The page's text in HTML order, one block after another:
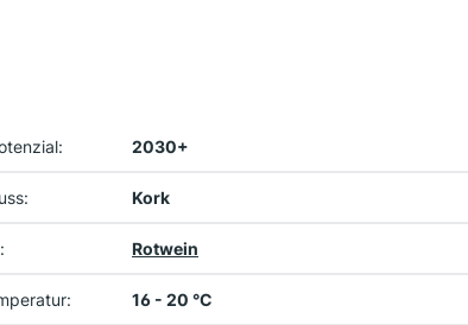
2030+
Kork
Rotwein
16 - 20 °C